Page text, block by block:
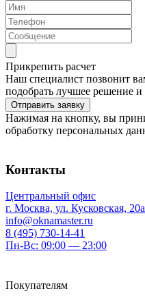
Прикрепить расчет
Наш специалист позвонит
подобрать лучшее решение и
Нажимая на кнопку, вы
обработку персональных
Контакты
Центральный офис
г. Москва, ул. Кусковская, 20а
info@oknamaster.ru
8 (495) 730-14-41
Пн-Вс: 09:00 — 23:00
Покупателям